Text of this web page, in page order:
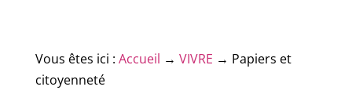
Vous êtes ici : Accueil → VIVRE → Papiers et
citoyenneté